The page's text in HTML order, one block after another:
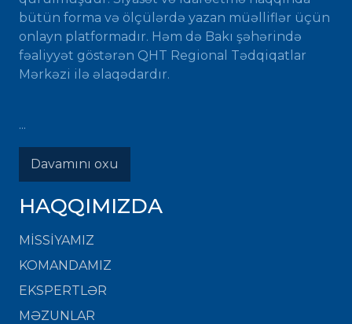
bütün forma və ölçülərdə yazan müəlliflər üçün
onlayn platformadır. Həm də Bakı şəhərində
fəaliyyət göstərən QHT Regional Tədqiqatlar
Mərkəzi ilə əlaqədardır.
...
Davamını oxu
HAQQIMIZDA
MISSIYAMIZ
KOMANDAMIZ
EKSPERTLƏR
MƏZUNLAR